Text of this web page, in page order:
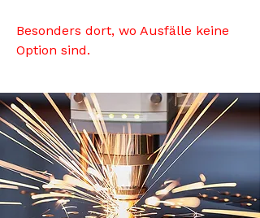
Besonders dort, wo Ausfälle keine
Option sind.